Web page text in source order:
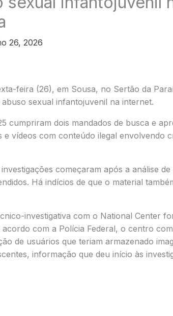
26, 2026
feira (26), em Sousa, no Sertão da
sexual infantojuvenil na internet.
cumpriram dois mandados de busca e
vídeos com conteúdo ilegal envolvendo
começaram após a análise de
Há indícios de que o material
investigativa com o National Center
acordo com a Polícia Federal, o centro
de usuários que teriam armazenado
informação que deu início às